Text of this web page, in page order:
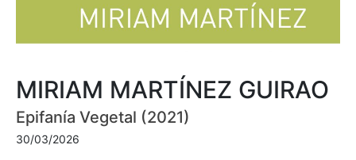
MIRIAM MARTÍNEZ GUIRAO
Epifanía Vegetal (2021)
30/03/2026